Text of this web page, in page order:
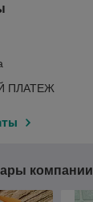
ПЛАТЕЖ
компании